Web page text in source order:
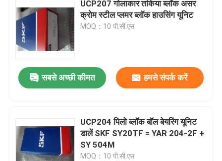
UCP207 गोलाकार तकिया ब्लॉक असर
क्रोम स्टील प्लमर ब्लॉक हाउसिंग यूनिट
MOQ：10 पी.सी.एस
सबसे अच्छी कीमत हमसे संपर्क करें
UCP204 पिलो ब्लॉक बॉल बेयरिंग यूनिट
डालें SKF SY20TF = YAR 204-2F +
SY 504M
MOQ：10 पी.सी.एस